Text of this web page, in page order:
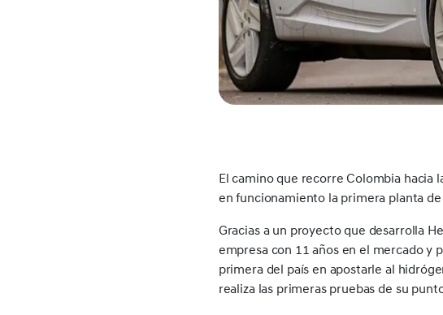
El camino que recorre Colombia hacia
en funcionamiento la primera planta
Gracias a un proyecto que desarrolla
empresa con 11 años en el mercado y
primera del país en apostarle al
realiza las primeras pruebas de su